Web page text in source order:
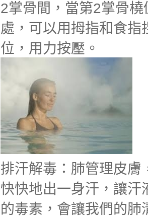
2掌骨間，當第2掌骨橈
處，可以用拇指和食指
位，用力按壓。
排汗解毒：肺管理皮膚
快快地出一身汗，讓汗
的毒素，會讓我們的肺